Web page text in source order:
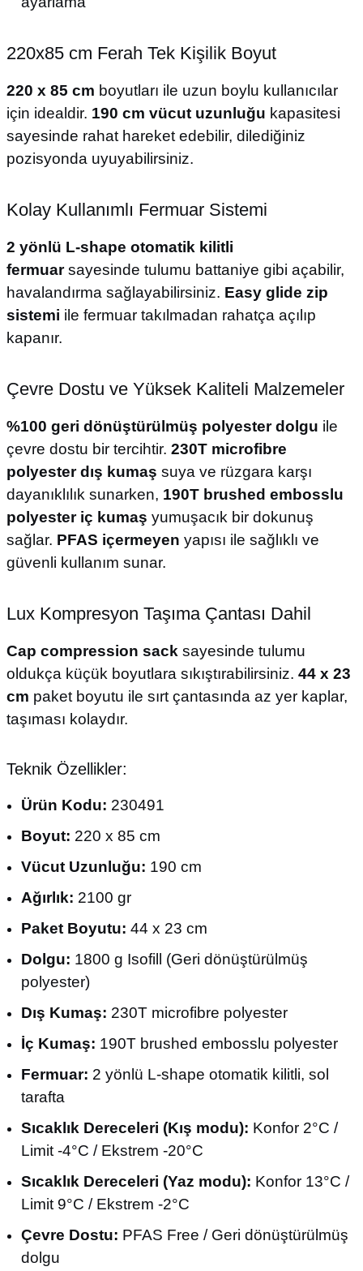
220x85 cm Ferah Tek Kişilik Boyut
220 x 85 cm boyutları ile uzun boylu kullanıcılar
için idealdir. 190 cm vücut uzunluğu kapasitesi
sayesinde rahat hareket edebilir, dilediğiniz
pozisyonda uyuyabilirsiniz.
Kolay Kullanımlı Fermuar Sistemi
2 yönlü L-shape otomatik kilitli
fermuarsayesinde tulumu battaniye gibi açabilir,
havalandırma sağlayabilirsiniz. Easy glide zip
sistemi ile fermuar takılmadan rahatça açılıp
kapanır.
Çevre Dostu ve Yüksek Kaliteli Malzemeler
%100 geri dönüştürülmüş polyester dolgu ile
çevre dostu bir tercihtir. 230T microfibre
polyester dış kumaş suya ve rüzgara karşı
dayanıklılık sunarken, 190T brushed embosslu
polyester iç kumaş yumuşacık bir dokunuş
sağlar. PFAS içermeyen yapısı ile sağlıklı ve
güvenli kullanım sunar.
Lux Kompresyon Taşıma Çantası Dahil
Cap compression sack sayesinde tulumu
oldukça küçük boyutlara sıkıştırabilirsiniz. 44 x 23
cm paket boyutu ile sırt çantasında az yer kaplar,
taşıması kolaydır.
Teknik Özellikler:
Ürün Kodu: 230491
Boyut: 220 x 85 cm
Vücut Uzunluğu: 190 cm
Ağırlık: 2100 gr
Paket Boyutu: 44 x 23 cm
Dolgu: 1800 g Isofill (Geri dönüştürülmüş
polyester)
Dış Kumaş: 230T microfibre polyester
İç Kumaş: 190T brushed embosslu polyester
Fermuar: 2 yönlü L-shape otomatik kilitli, sol
tarafta
Sıcaklık Dereceleri (Kış modu): Konfor 2°C /
Limit -4°C / Ekstrem -20°C
Sıcaklık Dereceleri (Yaz modu): Konfor 13°C /
Limit 9°C / Ekstrem -2°C
Çevre Dostu: PFAS Free / Geri dönüştürülmüş
dolgu